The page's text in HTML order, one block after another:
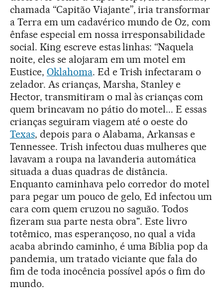
chamada “Capitão Viajante”, iria transformar
a Terra em um cadavérico mundo de Oz, com
ênfase especial em nossa irresponsabilidade
social. King escreve estas linhas: “Naquela
noite, eles se alojaram em um motel em
Eustice, Oklahoma. Ed e Trish infectaram o
zelador. As crianças, Marsha, Stanley e
Hector, transmitiram o mal às crianças com
quem brincavam no pátio do motel... E essas
crianças seguiram viagem até o oeste do
Texas, depois para o Alabama, Arkansas e
Tennessee. Trish infectou duas mulheres que
lavavam a roupa na lavanderia automática
situada a duas quadras de distância.
Enquanto caminhava pelo corredor do motel
para pegar um pouco de gelo, Ed infectou um
cara com quem cruzou no saguão. Todos
fizeram sua parte nesta obra". Este livro
totêmico, mas esperançoso, no qual a vida
acaba abrindo caminho, é uma Bíblia pop da
pandemia, um tratado viciante que fala do
fim de toda inocência possível após o fim do
mundo.